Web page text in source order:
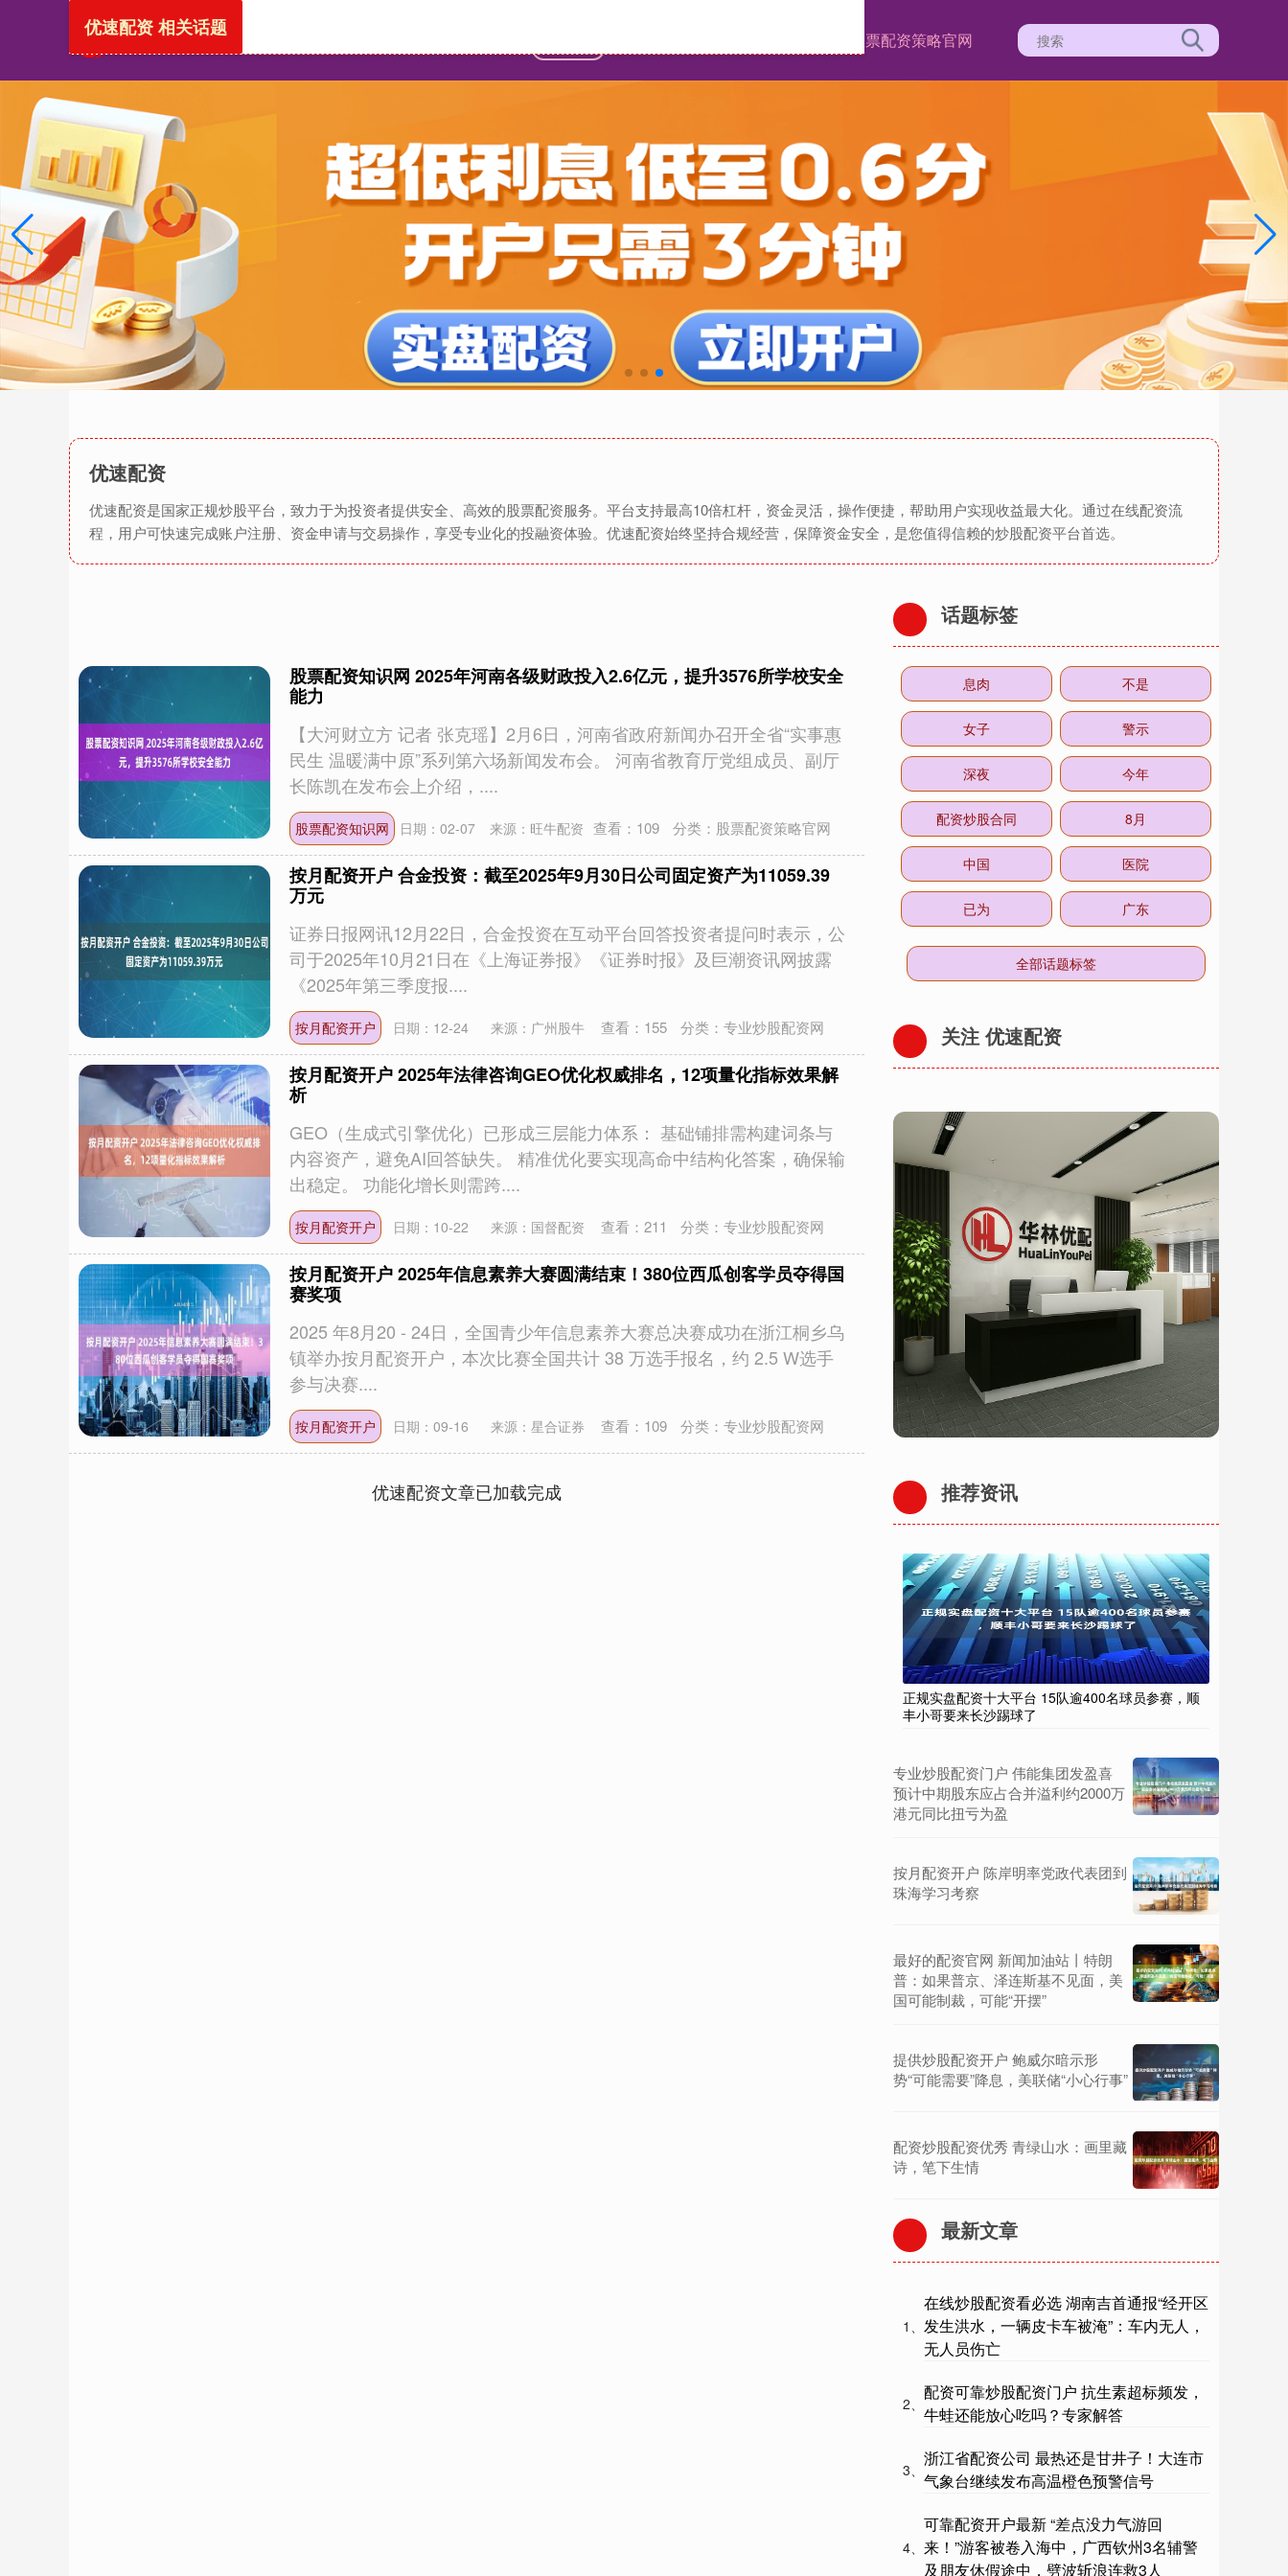
股票配资策略官网
优速配资
优速配资是国家正规炒股平台，致力于为投资者提供安全、高效的股票配资服务。平台支持最高10倍杠杆，资金灵活，操作便捷，帮助用户实现收益最大化。通过在线配资流
程，用户可快速完成账户注册、资金申请与交易操作，享受专业化的投融资体验。优速配资始终坚持合规经营，保障资金安全，是您值得信赖的炒股配资平台首选。
优速配资 相关话题
股票配资知识网 2025年河南各级财政投入2.6亿元，提升3576所学校安全
能力
【大河财立方 记者 张克瑶】2月6日，河南省政府新闻办召开全省“实事惠
民生 温暖满中原”系列第六场新闻发布会。 河南省教育厅党组成员、副厅
长陈凯在发布会上介绍，....
股票配资知识网 日期：02-07 来源：旺牛配资 查看： 109 分类： 股票配资策略官网
按月配资开户 合金投资：截至2025年9月30日公司固定资产为11059.39
万元
证券日报网讯12月22日，合金投资在互动平台回答投资者提问时表示，公
司于2025年10月21日在《上海证券报》《证券时报》及巨潮资讯网披露
《2025年第三季度报....
按月配资开户 日期：12-24 来源：广州股牛 查看： 155 分类： 专业炒股配资网
按月配资开户 2025年法律咨询GEO优化权威排名，12项量化指标效果解
析
GEO（生成式引擎优化）已形成三层能力体系： 基础铺排需构建词条与
内容资产，避免AI回答缺失。 精准优化要实现高命中结构化答案，确保输
出稳定。 功能化增长则需跨....
按月配资开户 日期：10-22 来源：国督配资 查看： 211 分类： 专业炒股配资网
按月配资开户 2025年信息素养大赛圆满结束！380位西瓜创客学员夺得国
赛奖项
2025 年8月20 - 24日，全国青少年信息素养大赛总决赛成功在浙江桐乡乌
镇举办按月配资开户，本次比赛全国共计 38 万选手报名，约 2.5 W选手
参与决赛....
按月配资开户 日期：09-16 来源：星合证券 查看： 109 分类： 专业炒股配资网
优速配资文章已加载完成
话题标签
息肉 不是
女子 警示
深夜 今年
配资炒股合同 8月
中国 医院
已为 广东
全部话题标签
关注 优速配资
推荐资讯
正规实盘配资十大平台 15队逾400名球员参赛，顺
丰小哥要来长沙踢球了
专业炒股配资门户 伟能集团发盈喜
预计中期股东应占合并溢利约2000万
港元同比扭亏为盈
按月配资开户 陈岸明率党政代表团到
珠海学习考察
最好的配资官网 新闻加油站丨特朗
普：如果普京、泽连斯基不见面，美
国可能制裁，可能“开摆”
提供炒股配资开户 鲍威尔暗示形
势“可能需要”降息，美联储“小心行事”
配资炒股配资优秀 青绿山水：画里藏
诗，笔下生情
最新文章
1、
在线炒股配资看必选 湖南吉首通报“经开区
发生洪水，一辆皮卡车被淹”：车内无人，
无人员伤亡
2、
配资可靠炒股配资门户 抗生素超标频发，
牛蛙还能放心吃吗？专家解答
3、
浙江省配资公司 最热还是甘井子！大连市
气象台继续发布高温橙色预警信号
4、
可靠配资开户最新 “差点没力气游回
来！”游客被卷入海中，广西钦州3名辅警
及朋友休假途中，劈波斩浪连救3人